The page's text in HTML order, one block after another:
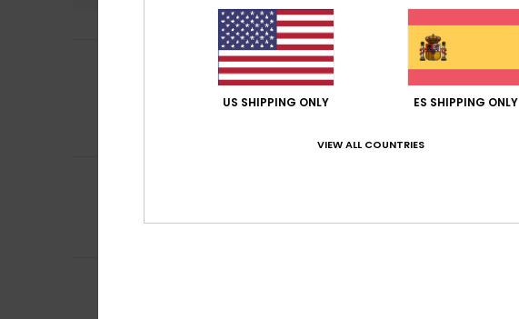
German 13. julio 2026
Bonita combinación
Mostrar original - Français
US SHIPPING ONLY ES SHIPPING ONLY
VIEW ALL COUNTRIES